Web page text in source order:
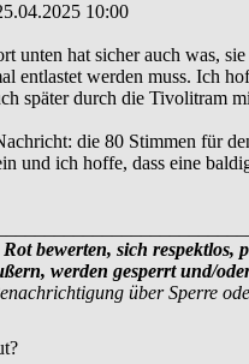
10:00
unten hat sicher auch was,
entlastet werden muss. Ich
später durch die Tivolitram
die 80 Stimmen für
und ich hoffe, dass eine
bewerten, sich
werden gesperrt und/
über Sperre